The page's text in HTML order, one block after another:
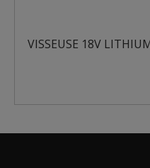
VISSEUSE 18V LITHIUM